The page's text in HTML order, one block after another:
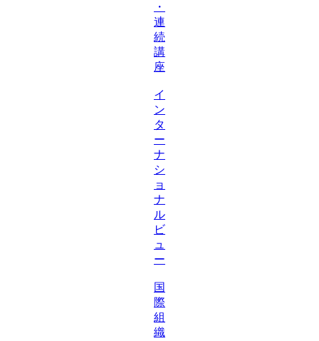
・
連
続
講
座
イ
ン
タ
ー
ナ
シ
ョ
ナ
ル
ビ
ュ
ー
国
際
組
織